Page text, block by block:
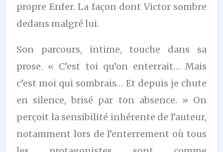
propre Enfer. La façon dont Victor sombre
dedans malgré lui.
Son parcours, intime, touche dans sa
prose. « C’est toi qu’on enterrait… Mais
c’est moi qui sombrais… Et depuis je chute
en silence, brisé par ton absence. » On
perçoit la sensibilité inhérente de l’auteur,
notamment lors de l’enterrement où tous